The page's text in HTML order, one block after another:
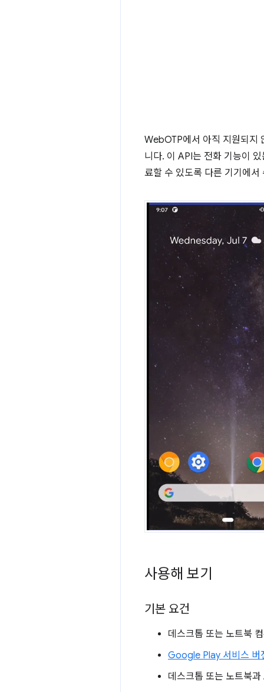
WebOTP에서 아직 지원되지
니다. 이 API는 전화 기능이
료할 수 있도록 다른 기기에
사용해 보기
기본 요건
데스크톱 또는 노트북
Google Play 서비스 버
데스크톱 또는 노트북